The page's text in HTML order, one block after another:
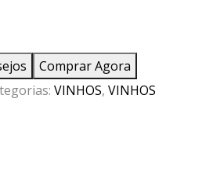
Comprar Agora
VINHOS, VINHOS